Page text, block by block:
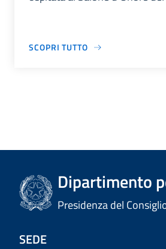
SCOPRI TUTTO
Dipartimento
Presidenza del
SEDE